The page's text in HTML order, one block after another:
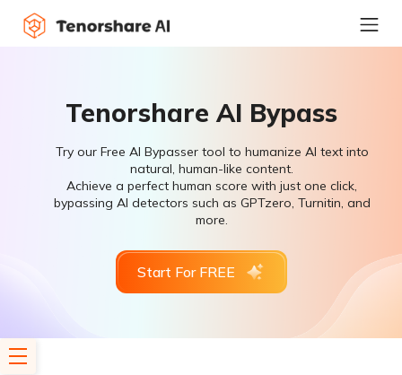
Tenorshare AI Bypass
Try our Free AI Bypasser tool to humanize AI text into
natural, human-like content.
Achieve a perfect human score with just one click,
bypassing AI detectors such as GPTzero, Turnitin, and
more.
Start For FREE